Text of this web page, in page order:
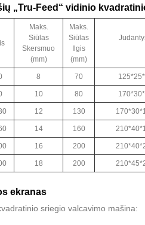
„Tru-Feed“ vidinio
Maks.
Siūlas
Skersmuo
(mm)
Maks.
Siūlas
Ilgis
(mm)
8 70
10 80
12 130
14 160
16 200
18 200
ekranas
sriegio valcavimo mašina: